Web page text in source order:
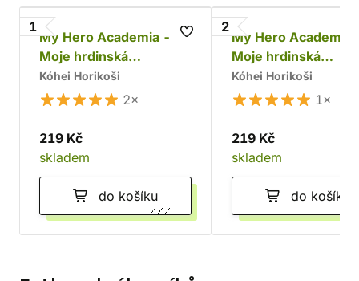
1
My Hero Academia -
Moje hrdinská
akademie 1
Kóhei Horikoši
2×
219 Kč
skladem
do košíku
2
My Hero Academia
Moje hrdinská
akademie 2
Kóhei Horikoši
1×
219 Kč
skladem
do košíku